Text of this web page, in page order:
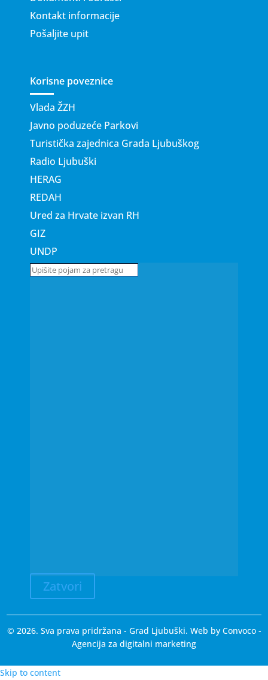
Kontakt informacije
Pošaljite upit
Korisne poveznice
Vlada ŽZH
Javno poduzeće Parkovi
Turistička zajednica Grada Ljubuškog
Radio Ljubuški
HERAG
REDAH
Ured za Hrvate izvan RH
GIZ
UNDP
Zatvori
© 2026. Sva prava pridržana - Grad Ljubuški. Web by Convoco-
Agencija za digitalni marketing
Skip to content